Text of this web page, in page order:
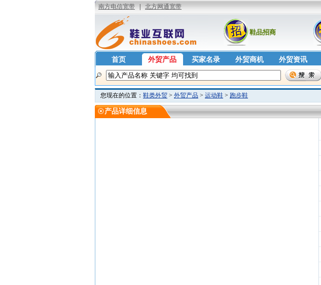
鞋品招商
首页 外贸产品 买家名录 外贸商机 外贸资讯
您现在的位置： 鞋类外贸 > 外贸产品 > 运动鞋 > 跑步鞋
产品详细信息